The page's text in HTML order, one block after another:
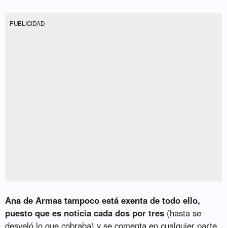
PUBLICIDAD
Ana de Armas tampoco está exenta de todo ello,
puesto que es noticia cada dos por tres (hasta se
desveló lo que cobraba) y se comenta en cualquier parte